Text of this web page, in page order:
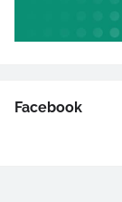
Facebook